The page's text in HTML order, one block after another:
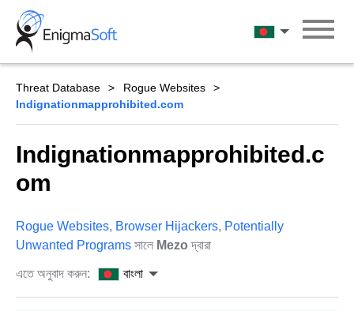
Skip
content
বাংলা
Threat Database
Rogue Websites
Indignationmapprohibited.com
Indignationmapprohibited.c
om
Rogue Websites, Browser Hijackers, Potentially
Unwanted Programs সালে Mezo দ্বারা
এতে অনুবাদ করুন: বাংলা